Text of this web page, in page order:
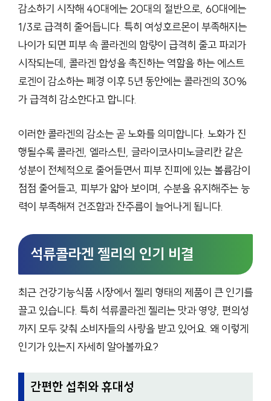
감소하기 시작해 40대에는 20대의 절반으로, 60대에는
1/3로 급격히 줄어듭니다. 특히 여성호르몬이 부족해지는
나이가 되면 피부 속 콜라겐의 함량이 급격히 줄고 파괴가
시작되는데, 콜라겐 합성을 촉진하는 역할을 하는 에스트
로겐이 감소하는 폐경 이후 5년 동안에는 콜라겐의 30%
가 급격히 감소한다고 합니다.
이러한 콜라겐의 감소는 곧 노화를 의미합니다. 노화가 진
행될수록 콜라겐, 엘라스틴, 글라이코사미노글리칸 같은
성분이 전체적으로 줄어들면서 피부 진피에 있는 볼륨감이
점점 줄어들고, 피부가 얇아 보이며, 수분을 유지해주는 능
력이 부족해져 건조함과 잔주름이 늘어나게 됩니다.
석류콜라겐 젤리의 인기 비결
최근 건강기능식품 시장에서 젤리 형태의 제품이 큰 인기를
끌고 있습니다. 특히 석류콜라겐 젤리는 맛과 영양, 편의성
까지 모두 갖춰 소비자들의 사랑을 받고 있어요. 왜 이렇게
인기가 있는지 자세히 알아볼까요?
간편한 섭취와 휴대성